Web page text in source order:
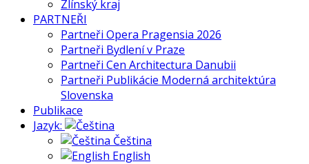
Zlínský kraj
PARTNEŘI
Partneři Opera Pragensia 2026
Partneři Bydlení v Praze
Partneři Cen Architectura Danubii
Partneři Publikácie Moderná architektúra
Slovenska
Publikace
Jazyk:
Čeština
English